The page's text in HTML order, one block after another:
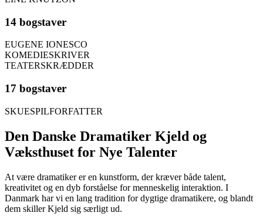
14 bogstaver
EUGENE IONESCO
KOMEDIESKRIVER
TEATERSKRÆDDER
17 bogstaver
SKUESPILFORFATTER
Den Danske Dramatiker Kjeld og
Væksthuset for Nye Talenter
At være dramatiker er en kunstform, der kræver både talent,
kreativitet og en dyb forståelse for menneskelig interaktion. I
Danmark har vi en lang tradition for dygtige dramatikere, og blandt
dem skiller Kjeld sig særligt ud.